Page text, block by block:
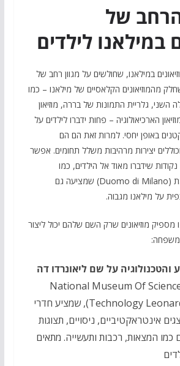
של
במילאנו לילדים
למעלה מ-100 מוזיאונים במילאנו, שחולשים על מגוון רחב של
מהמוזיאונים הקלאסיים של מילאנו – כמו
השני, גלריית התמונות של בררה, מוזיאון
הארכיאולוגיה – פחות ידברו לילדים על
באופן יחסי. למרות זאת הם הם
יצירות מרהיבות משלל תחומים. אפשר
שידברו מאוד אל הילדים, כמו
הקתדרלה המפורסמת (Duomo di Milano) שמציעה גם
על מילאנו מגבוה.
מספיק מוזיאונים שרק השם שלהם יכול ליצור
והטכנולוגיה על שם ליאונרדו דה
(National Museum Of
Technology Leonardo Da Vinci), שמציע חדרי
אינטראקטיביים, ניסויים, תצוגות
כמו המצאות, רכבות ותעשייה. מתאים